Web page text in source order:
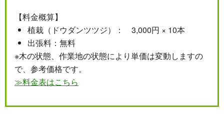
【料金概算】
植栽（ドウダンツツジ）： 3,000円 × 10本
出張料：無料
※木の状態、作業地の状態により単価は変動しますの
で、参考価格です。
≫料金表はこちら